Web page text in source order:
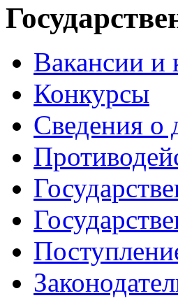
Вакансии и
Конкурсы
Сведения о